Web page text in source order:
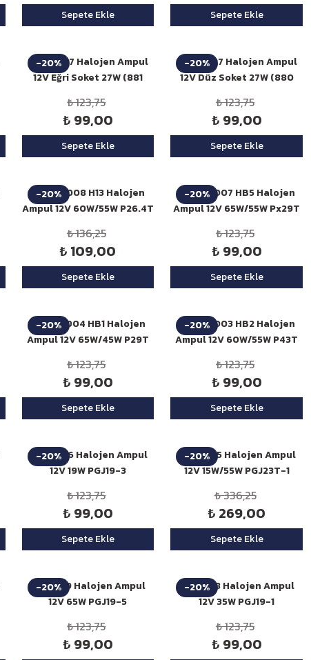
Sepete Ekle Sepete Ekle
-20%
Niken H27 Halojen Ampul
12V Eğri Soket 27W (881
₺ 123,75
₺ 99,00
Sepete Ekle
-20%
Niken H27 Halojen Ampul
12V Düz Soket 27W (880
₺ 123,75
₺ 99,00
Sepete Ekle
-20%
Niken 9008 H13 Halojen
Ampul 12V 60W/55W P26.4T
₺ 136,25
₺ 109,00
Sepete Ekle
-20%
Niken 9007 HB5 Halojen
Ampul 12V 65W/55W Px29T
₺ 123,75
₺ 99,00
Sepete Ekle
-20%
Niken 9004 HB1 Halojen
Ampul 12V 65W/45W P29T
₺ 123,75
₺ 99,00
Sepete Ekle
-20%
Niken 9003 HB2 Halojen
Ampul 12V 60W/55W P43T
₺ 123,75
₺ 99,00
Sepete Ekle
-20%
Niken H16 Halojen Ampul
12V 19W PGJ19-3
₺ 123,75
₺ 99,00
Sepete Ekle
-20%
Niken H15 Halojen Ampul
12V 15W/55W PGJ23T-1
₺ 336,25
₺ 269,00
Sepete Ekle
-20%
Niken H9 Halojen Ampul
12V 65W PGJ19-5
₺ 123,75
₺ 99,00
-20%
Niken H8 Halojen Ampul
12V 35W PGJ19-1
₺ 123,75
₺ 99,00